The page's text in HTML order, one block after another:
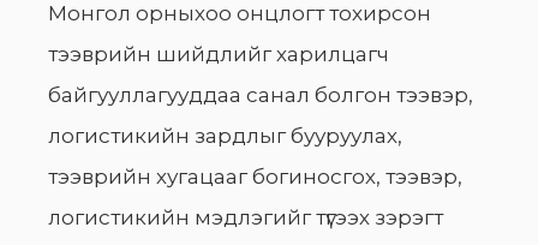
Монгол орныхоо онцлогт тохирсон
тээврийн шийдлийг харилцагч
байгууллагууддаа санал болгон тээвэр,
логистикийн зардлыг бууруулах,
тээврийн хугацааг богиносгох, тээвэр,
логистикийн мэдлэгийг түгээх зэрэгт